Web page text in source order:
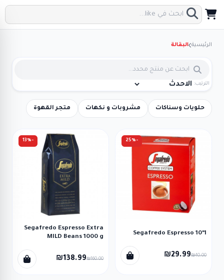
الرئيسية البقالة
الترتيب:
حلويات وسناكات مشروبات و نكهات متجر القهوة
-25%
Segafredo Espresso 10*1
₪29.99₪40.00
-13%
Segafredo Espresso Extra
MILD Beans 1000 g
₪138.99₪160.00